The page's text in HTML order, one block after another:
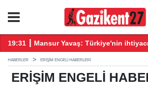
katkı vereceğiz!
19:31 ┋ Mansur Yavaş: Türkiye'nin
HABERLER ERIŞIM ENGELI HABERLERI
ERIŞIM ENGELI